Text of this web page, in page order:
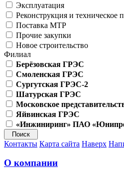
Эксплуатация
Реконструкция и техническое
Поставка МТР
Прочие закупки
Новое строительство
Филиал
Берёзовская ГРЭС
Смоленская ГРЭС
Сургутская ГРЭС-2
Шатурская ГРЭС
Московское
Яйвинская ГРЭС
«Инжиниринг» ПАО
Контакты Карта сайта Наверх
О компании